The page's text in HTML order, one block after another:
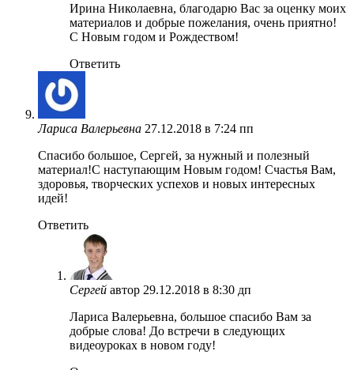
Ирина Николаевна, благодарю Вас за оценку моих
материалов и добрые пожелания, очень приятно!
С Новым годом и Рождеством!
Ответить
Лариса Валерьевна 27.12.2018 в 7:24 пп
Спасибо большое, Сергей, за нужный и полезный
материал!С наступающим Новым годом! Счастья Вам,
здоровья, творческих успехов и новых интересных
идей!
Ответить
Сергей автор 29.12.2018 в 8:30 дп
Лариса Валерьевна, большое спасибо Вам за
добрые слова! До встречи в следующих
видеоуроках в новом году!